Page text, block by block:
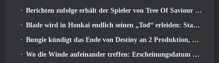
Berichten zufolge erhält der Spieler von Tree Of Saviour einen Sonderpreis für die Ausgabe von 100.000 US-Dollar im Spiel
Blade wird in Honkai endlich seinen „Tod“ erleiden: Star Rail-Version 4.3
Bungie kündigt das Ende von Destiny an 2 Produktion, während sie sich auf die Arbeit an neuen Projekten vorbereiten
Wo die Winde aufeinander treffen: Erscheinungsdatum der Erweiterung „Imperial Palace“ bekannt gegeben